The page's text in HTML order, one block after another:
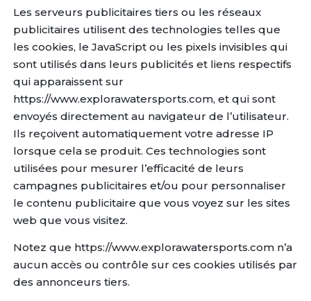
Les serveurs publicitaires tiers ou les réseaux
publicitaires utilisent des technologies telles que
les cookies, le JavaScript ou les pixels invisibles qui
sont utilisés dans leurs publicités et liens respectifs
qui apparaissent sur
https://www.explorawatersports.com, et qui sont
envoyés directement au navigateur de l’utilisateur.
Ils reçoivent automatiquement votre adresse IP
lorsque cela se produit. Ces technologies sont
utilisées pour mesurer l’efficacité de leurs
campagnes publicitaires et/ou pour personnaliser
le contenu publicitaire que vous voyez sur les sites
web que vous visitez.
Notez que https://www.explorawatersports.com n’a
aucun accès ou contrôle sur ces cookies utilisés par
des annonceurs tiers.